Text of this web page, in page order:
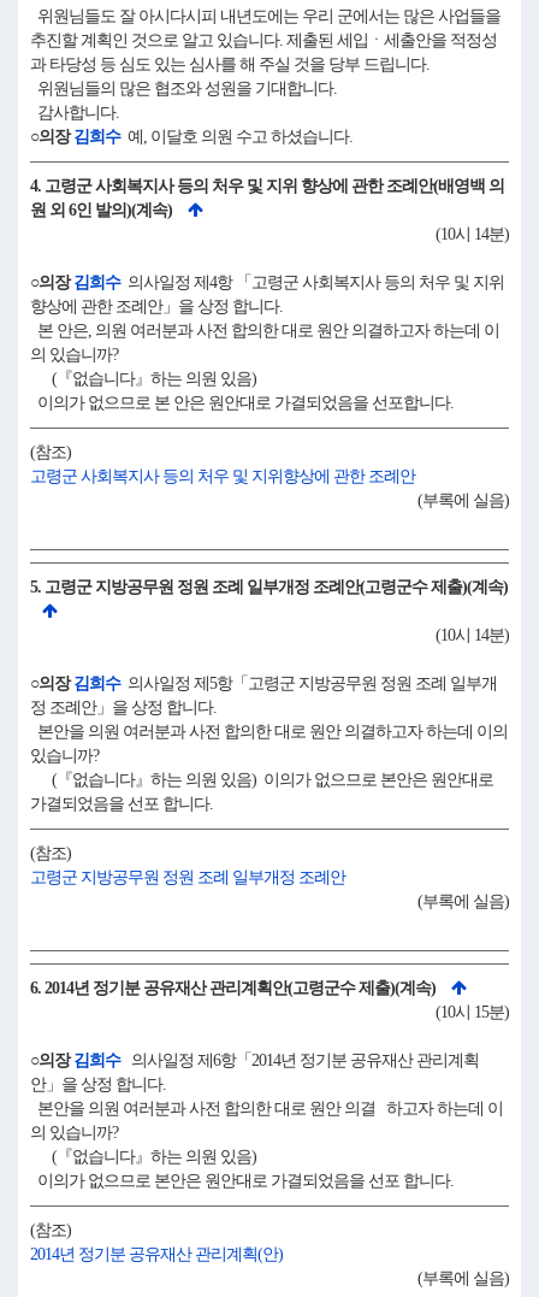
위원님들도 잘 아시다시피 내년도에는 우리 군에서는 많은 사업들을
추진할 계획인 것으로 알고 있습니다. 제출된 세입ㆍ세출안을 적정성
과 타당성 등 심도 있는 심사를 해 주실 것을 당부 드립니다.
위원님들의 많은 협조와 성원을 기대합니다.
감사합니다.
○의장김희수예, 이달호 의원 수고 하셨습니다.
4. 고령군 사회복지사 등의 처우 및 지위 향상에 관한 조례안(배영백 의
원 외 6인 발의)(계속)
(10시 14분)
○의장김희수의사일정 제4항 「고령군 사회복지사 등의 처우 및 지위
향상에 관한 조례안」을 상정 합니다.
본 안은, 의원 여러분과 사전 합의한 대로 원안 의결하고자 하는데 이
의 있습니까?
(『없습니다』하는 의원 있음)
이의가 없으므로 본 안은 원안대로 가결되었음을 선포합니다.
(참조)
고령군 사회복지사 등의 처우 및 지위향상에 관한 조례안
(부록에 실음)
5. 고령군 지방공무원 정원 조례 일부개정 조례안(고령군수 제출)(계속)
(10시 14분)
○의장김희수의사일정 제5항「고령군 지방공무원 정원 조례 일부개
정 조례안」을 상정 합니다.
본안을 의원 여러분과 사전 합의한 대로 원안 의결하고자 하는데 이의
있습니까?
(『없습니다』하는 의원 있음) 이의가 없으므로 본안은 원안대로
가결되었음을 선포 합니다.
(참조)
고령군 지방공무원 정원 조례 일부개정 조례안
(부록에 실음)
6. 2014년 정기분 공유재산 관리계획안(고령군수 제출)(계속)
(10시 15분)
○의장김희수의사일정 제6항「2014년 정기분 공유재산 관리계획
안」을 상정 합니다.
본안을 의원 여러분과 사전 합의한 대로 원안 의결 하고자 하는데 이
의 있습니까?
(『없습니다』하는 의원 있음)
이의가 없으므로 본안은 원안대로 가결되었음을 선포 합니다.
(참조)
2014년 정기분 공유재산 관리계획(안)
(부록에 실음)